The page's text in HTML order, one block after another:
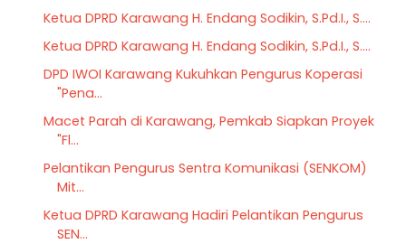
Ketua DPRD Karawang H. Endang Sodikin, S.Pd.I., S....
Ketua DPRD Karawang H. Endang Sodikin, S.Pd.I., S....
DPD IWOI Karawang Kukuhkan Pengurus Koperasi
"Pena...
Macet Parah di Karawang, Pemkab Siapkan Proyek
"Fl...
Pelantikan Pengurus Sentra Komunikasi (SENKOM)
Mit...
Ketua DPRD Karawang Hadiri Pelantikan Pengurus
SEN...